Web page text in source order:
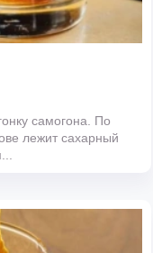
самогона. По
лежит сахарный